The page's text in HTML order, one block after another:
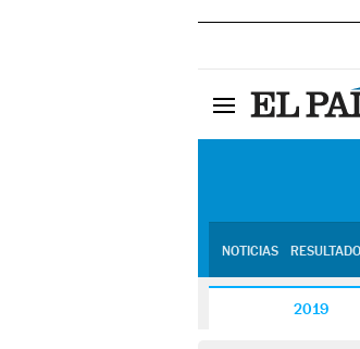
NOTICIAS
2019